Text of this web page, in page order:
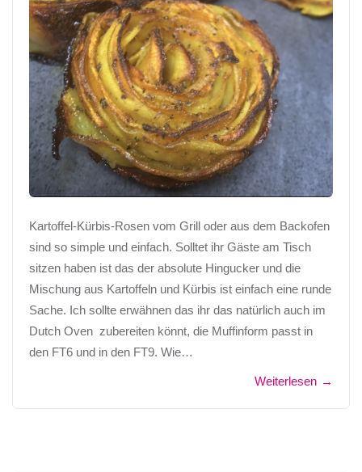
Kartoffel-Kürbis-Rosen vom Grill oder aus dem Backofen
sind so simple und einfach. Solltet ihr Gäste am Tisch
sitzen haben ist das der absolute Hingucker und die
Mischung aus Kartoffeln und Kürbis ist einfach eine runde
Sache. Ich sollte erwähnen das ihr das natürlich auch im
Dutch Oven zubereiten könnt, die Muffinform passt in
den FT6 und in den FT9. Wie…
Weiterlesen →